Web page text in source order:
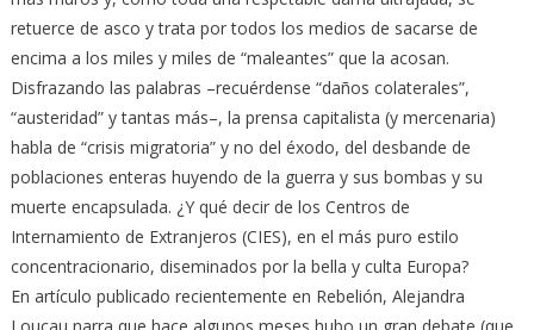
retuerce de asco y trata por todos los medios de sacarse de
encima a los miles y miles de “maleantes” que la acosan.
Disfrazando las palabras –recuérdense “daños colaterales”,
“austeridad” y tantas más–, la prensa capitalista (y mercenaria)
habla de “crisis migratoria” y no del éxodo, del desbande de
poblaciones enteras huyendo de la guerra y sus bombas y su
muerte encapsulada. ¿Y qué decir de los Centros de
Internamiento de Extranjeros (CIES), en el más puro estilo
concentracionario, diseminados por la bella y culta Europa?
En artículo publicado recientemente en Rebelión, Alejandra